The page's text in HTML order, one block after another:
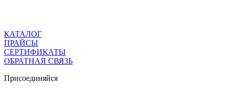
КАТАЛОГ
ПРАЙСЫ
СЕРТИФИКАТЫ
ОБРАТНАЯ СВЯЗЬ
Присоединяйся